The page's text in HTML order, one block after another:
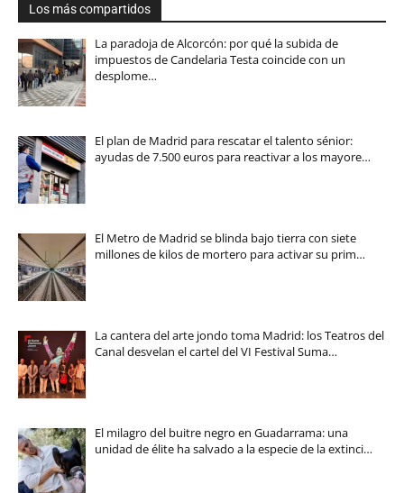
Los más compartidos
La paradoja de Alcorcón: por qué la subida de
impuestos de Candelaria Testa coincide con un
desplome…
El plan de Madrid para rescatar el talento sénior:
ayudas de 7.500 euros para reactivar a los mayore…
El Metro de Madrid se blinda bajo tierra con siete
millones de kilos de mortero para activar su prim…
La cantera del arte jondo toma Madrid: los Teatros del
Canal desvelan el cartel del VI Festival Suma…
El milagro del buitre negro en Guadarrama: una
unidad de élite ha salvado a la especie de la extinci…